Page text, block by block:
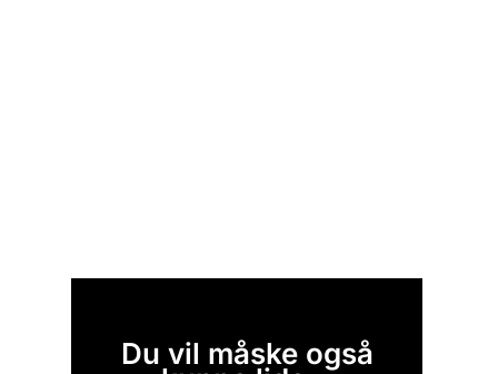
Du vil måske også